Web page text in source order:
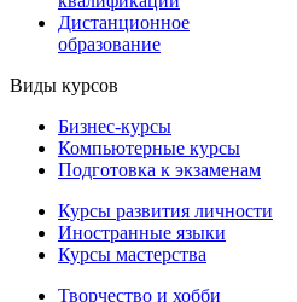
Дистанционное
образование
Виды курсов
Бизнес-курсы
Компьютерные курсы
Подготовка к экзаменам
Курсы развития личности
Иностранные языки
Курсы мастерства
Творчество и хобби